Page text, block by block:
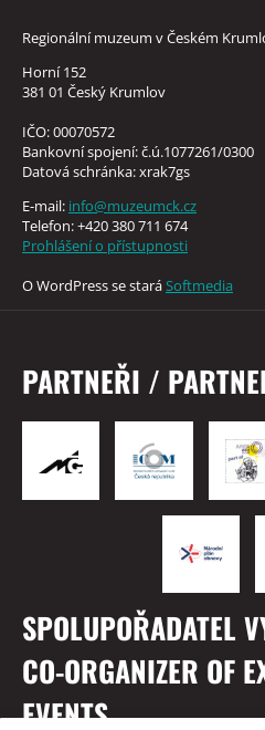
Regionální muzeum v Českém
Horní 152
381 01 Český Krumlov
IČO: 00070572
Bankovní spojení: č.ú.1077261/0300
Datová schránka: xrak7gs
E-mail: info@muzeumck.cz
Telefon: +420 380 711 674
Prohlášení o přístupnosti
O WordPress se staráSoftmedia
PARTNEŘI /
SPOLUPOŘADATEL
CO-ORGANIZER OF
EVENTS